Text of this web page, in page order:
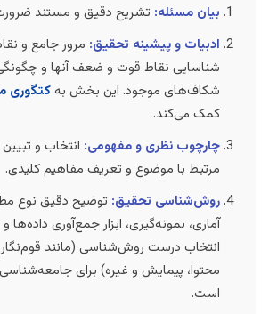
بیان مسئله: تشریح دقیق و مستند
ادبیات و پیشینه تحقیق: مرور جامع و
شناسایی نقاط قوت و ضعف آنها و
شکاف‌های موجود. این بخش بهکتگوری
کمک می‌کند.
چارچوب نظری و مفهومی: انتخاب و
مرتبط با موضوع و تعریف مفاهیم کلیدی.
روش‌شناسی تحقیق: توضیح دقیق نوع
آماری، نمونه‌گیری، ابزار جمع‌آوری
انتخاب درست روش‌شناسی (مانند
محتوا، پیمایش و غیره) برای
است.